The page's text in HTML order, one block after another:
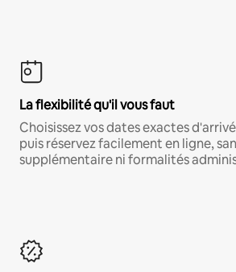
La flexibilité qu'il vous faut
Choisissez vos dates exactes
puis réservez facilement en ligne,
supplémentaire ni formalités